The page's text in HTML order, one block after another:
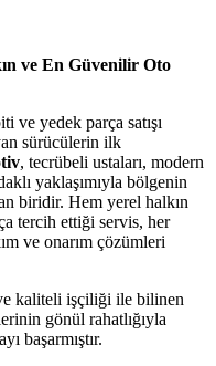
ve En Güvenilir Oto
ve yedek parça satışı
sürücülerin ilk
, tecrübeli ustaları, modern
yaklaşımıyla bölgenin
biridir. Hem yerel halkın
tercih ettiği servis, her
ve onarım çözümleri
kaliteli işçiliği ile bilinen
gönül rahatlığıyla
başarmıştır.